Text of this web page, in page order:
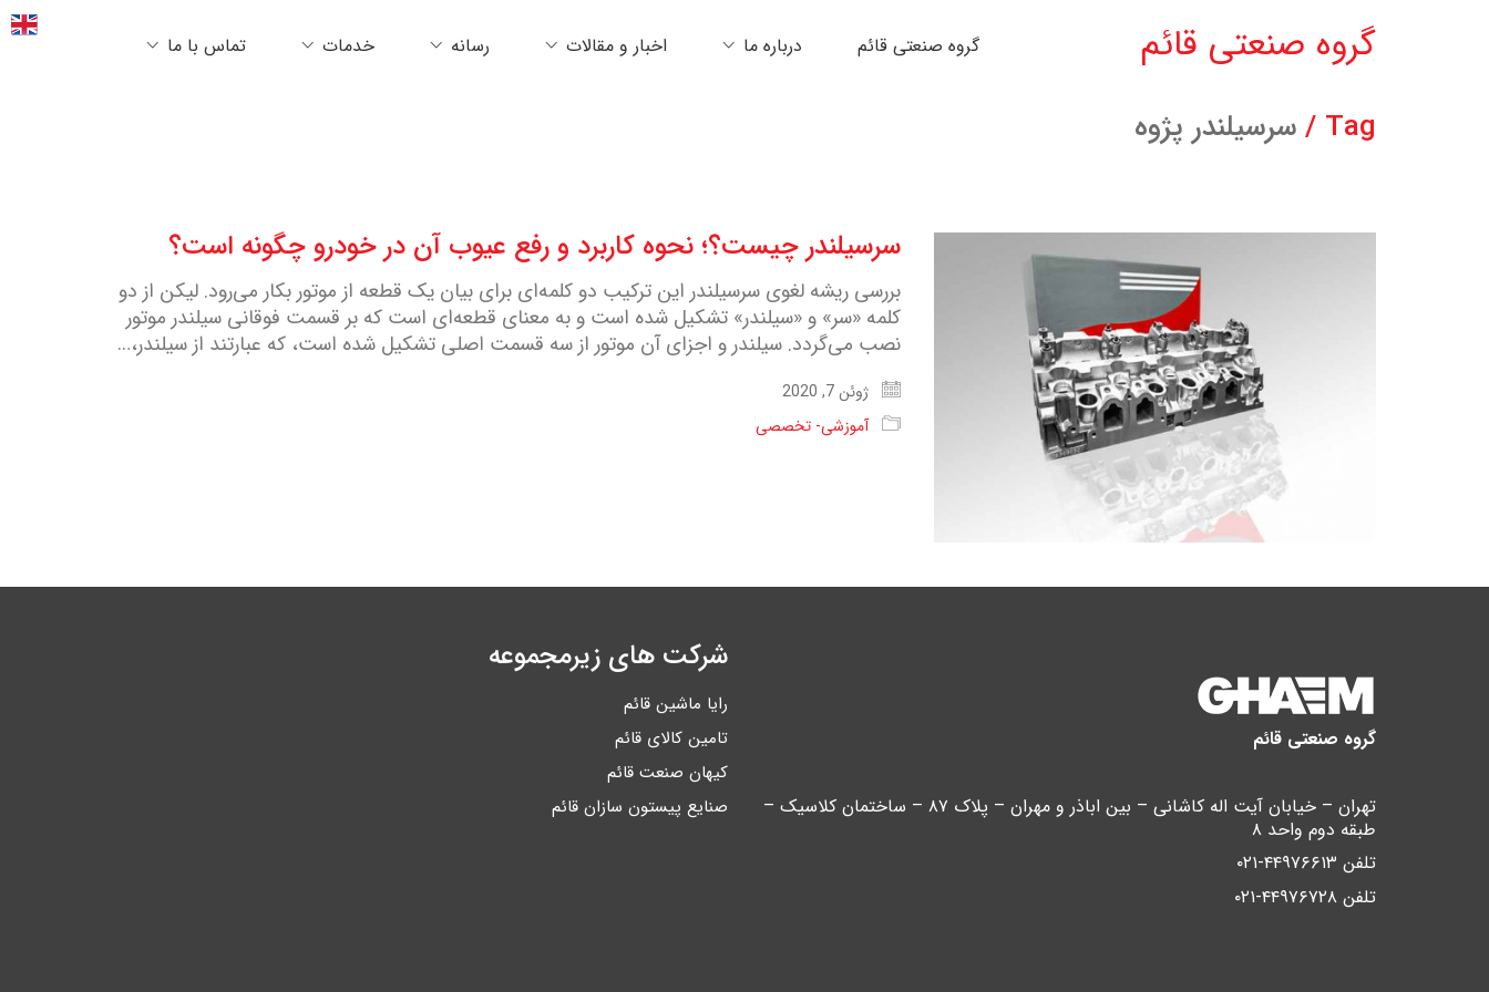
گروه صنعتی قائم گروه صنعتی قائم درباره ما اخبار و مقالات رسانه خدمات تماس با ما
Tag / سرسیلندر پژوه
سرسیلندر چیست؟؛ نحوه کاربرد و رفع عیوب آن در خودرو چگونه است؟
بررسی ریشه لغوی سرسیلندر این ترکیب دو کلمه‌ای برای بیان یک قطعه از موتور بکار می‌رود. لیکن از دو
کلمه «سر» و «سیلندر» تشکیل شده است و به معنای قطعه‌ای است که بر قسمت فوقانی سیلندر موتور
نصب می‌گردد. سیلندر و اجزای آن موتور از سه قسمت اصلی تشکیل شده است، که عبارتند از سیلندر،…
ژوئن 7, 2020
آموزشی- تخصصی
شرکت های زیرمجموعه
رایا ماشین قائم
تامین کالای قائم
کیهان صنعت قائم
صنایع پیستون سازان قائم
گروه صنعتی قائم
تهران – خیابان آیت اله کاشانی – بین اباذر و مهران – پلاک ۸۷ – ساختمان کلاسیک –
طبقه دوم واحد ۸
تلفن ۴۴۹۷۶۶۱۳-۰۲۱
تلفن ۴۴۹۷۶۷۲۸-۰۲۱